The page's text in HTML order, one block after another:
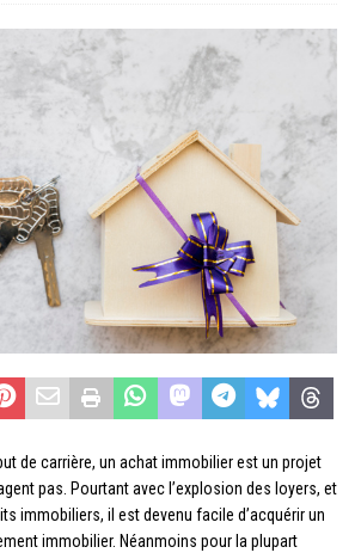
de carrière, un achat immobilier est un projet
pas. Pourtant avec l’explosion des loyers, et
immobiliers, il est devenu facile d’acquérir un
immobilier. Néanmoins pour la plupart